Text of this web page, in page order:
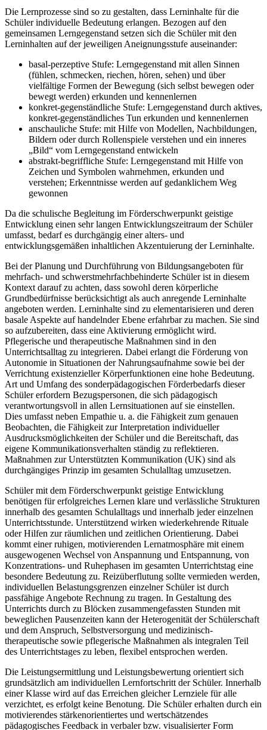
Die Lernprozesse sind so zu gestalten, dass Lerninhalte für die
Schüler individuelle Bedeutung erlangen. Bezogen auf den
gemeinsamen Lerngegenstand setzen sich die Schüler mit den
Lerninhalten auf der jeweiligen Aneignungsstufe auseinander:
basal-perzeptive Stufe: Lerngegenstand mit allen Sinnen
(fühlen, schmecken, riechen, hören, sehen) und über
vielfältige Formen der Bewegung (sich selbst bewegen oder
bewegt werden) erkunden und kennenlernen
konkret-gegenständliche Stufe: Lerngegenstand durch aktives,
konkret-gegenständliches Tun erkunden und kennenlernen
anschauliche Stufe: mit Hilfe von Modellen, Nachbildungen,
Bildern oder durch Rollenspiele verstehen und ein inneres
„Bild“ vom Lerngegenstand entwickeln
abstrakt-begriffliche Stufe: Lerngegenstand mit Hilfe von
Zeichen und Symbolen wahrnehmen, erkunden und
verstehen; Erkenntnisse werden auf gedanklichem Weg
gewonnen
Da die schulische Begleitung im Förderschwerpunkt geistige
Entwicklung einen sehr langen Entwicklungszeitraum der Schüler
umfasst, bedarf es durchgängig einer alters- und
entwicklungsgemäßen inhaltlichen Akzentuierung der Lerninhalte.
Bei der Planung und Durchführung von Bildungsangeboten für
mehrfach- und schwerstmehrfachbehinderte Schüler ist in diesem
Kontext darauf zu achten, dass sowohl deren körperliche
Grundbedürfnisse berücksichtigt als auch anregende Lerninhalte
angeboten werden. Lerninhalte sind zu elementarisieren und deren
basale Aspekte auf handelnder Ebene erfahrbar zu machen. Sie sind
so aufzubereiten, dass eine Aktivierung ermöglicht wird.
Pflegerische und therapeutische Maßnahmen sind in den
Unterrichtsalltag zu integrieren. Dabei erlangt die Förderung von
Autonomie in Situationen der Nahrungsaufnahme sowie bei der
Verrichtung existenzieller Körperfunktionen eine hohe Bedeutung.
Art und Umfang des sonderpädagogischen Förderbedarfs dieser
Schüler erfordern Bezugspersonen, die sich pädagogisch
verantwortungsvoll in allen Lernsituationen auf sie einstellen.
Dies umfasst neben Empathie u. a. die Fähigkeit zum genauen
Beobachten, die Fähigkeit zur Interpretation individueller
Ausdrucksmöglichkeiten der Schüler und die Bereitschaft, das
eigene Kommunikationsverhalten ständig zu reflektieren.
Maßnahmen zur Unterstützten Kommunikation (UK) sind als
durchgängiges Prinzip im gesamten Schulalltag umzusetzen.
Schüler mit dem Förderschwerpunkt geistige Entwicklung
benötigen für erfolgreiches Lernen klare und verlässliche Strukturen
innerhalb des gesamten Schulalltags und innerhalb jeder einzelnen
Unterrichtsstunde. Unterstützend wirken wiederkehrende Rituale
oder Hilfen zur räumlichen und zeitlichen Orientierung. Dabei
kommt einer ruhigen, motivierenden Lernatmosphäre mit einem
ausgewogenen Wechsel von Anspannung und Entspannung, von
Konzentrations- und Ruhephasen im gesamten Unterrichtstag eine
besondere Bedeutung zu. Reizüberflutung sollte vermieden werden,
individuellen Belastungsgrenzen einzelner Schüler ist durch
passfähige Angebote Rechnung zu tragen. In Gestaltung des
Unterrichts durch zu Blöcken zusammengefassten Stunden mit
beweglichen Pausenzeiten kann der Heterogenität der Schülerschaft
und dem Anspruch, Selbstversorgung und medizinisch-
therapeutische sowie pflegerische Maßnahmen als integralen Teil
des Unterrichtstages zu leben, flexibel entsprochen werden.
Die Leistungsermittlung und Leistungsbewertung orientiert sich
grundsätzlich am individuellen Lernfortschritt der Schüler. Innerhalb
einer Klasse wird auf das Erreichen gleicher Lernziele für alle
verzichtet, es erfolgt keine Benotung. Die Schüler erhalten durch ein
motivierendes stärkenorientiertes und wertschätzendes
pädagogisches Feedback in verbaler bzw. visualisierter Form